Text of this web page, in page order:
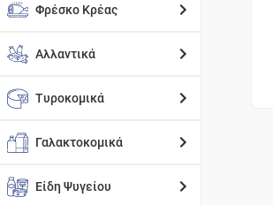
Φρέσκο Κρέας
Αλλαντικά
Τυροκομικά
Γαλακτοκομικά
Είδη Ψυγείου